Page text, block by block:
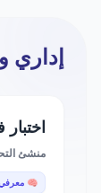
إداري
اختبار
منشئ
🧠